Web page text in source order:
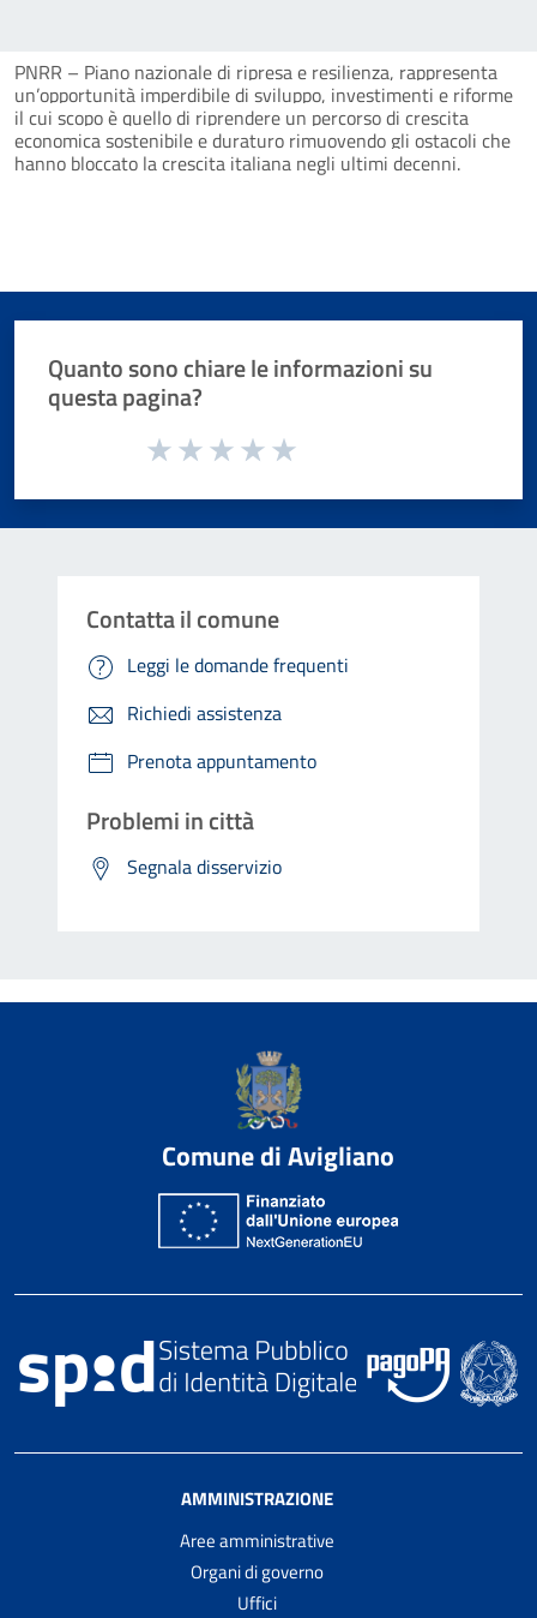
PNRR – Piano nazionale di ripresa e resilienza, rappresenta
un’opportunità imperdibile di sviluppo, investimenti e riforme
il cui scopo è quello di riprendere un percorso di crescita
economica sostenibile e duraturo rimuovendo gli ostacoli che
hanno bloccato la crescita italiana negli ultimi decenni.
Quanto sono chiare le informazioni su
questa pagina?
Valuta da 1 a 5 stelle la pagina
Contatta il comune
Leggi le domande frequenti
Richiedi assistenza
Prenota appuntamento
Problemi in città
Segnala disservizio
Comune di Avigliano
AMMINISTRAZIONE
Aree amministrative
Organi di governo
Uffici